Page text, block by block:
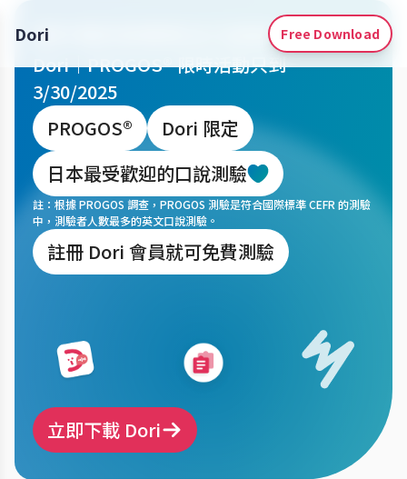
Dori Free Download
提升我的商業英文口說能力
Dori｜PROGOS® 限時活動只到
3/30/2025
PROGOS®
Dori 限定
日本最受歡迎的口說測驗
註：根據 PROGOS 調查，PROGOS 測驗是符合國際標準 CEFR 的測驗
中，測驗者人數最多的英文口說測驗。
註冊 Dori 會員就可免費測驗
立即下載 Dori